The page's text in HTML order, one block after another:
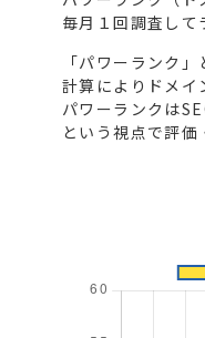
毎月１回調査して
「パワーランク
計算によりドメイ
パワーランクは
という視点で評価